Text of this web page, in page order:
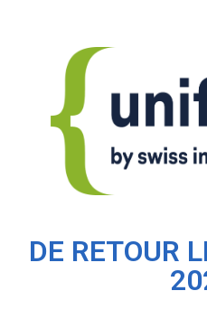
DE RETOUR